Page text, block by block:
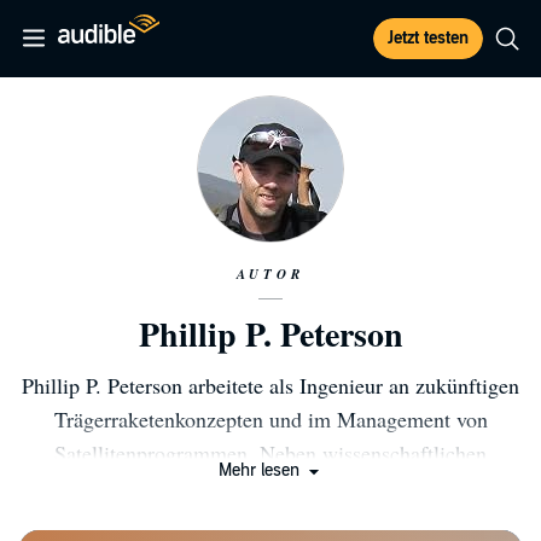
Jetzt testen
AUTOR
Phillip P. Peterson
Phillip P. Peterson arbeitete als Ingenieur an zukünftigen
Trägerraketenkonzepten und im Management von
Satellitenprogrammen. Neben wissenschaftlichen
Mehr lesen